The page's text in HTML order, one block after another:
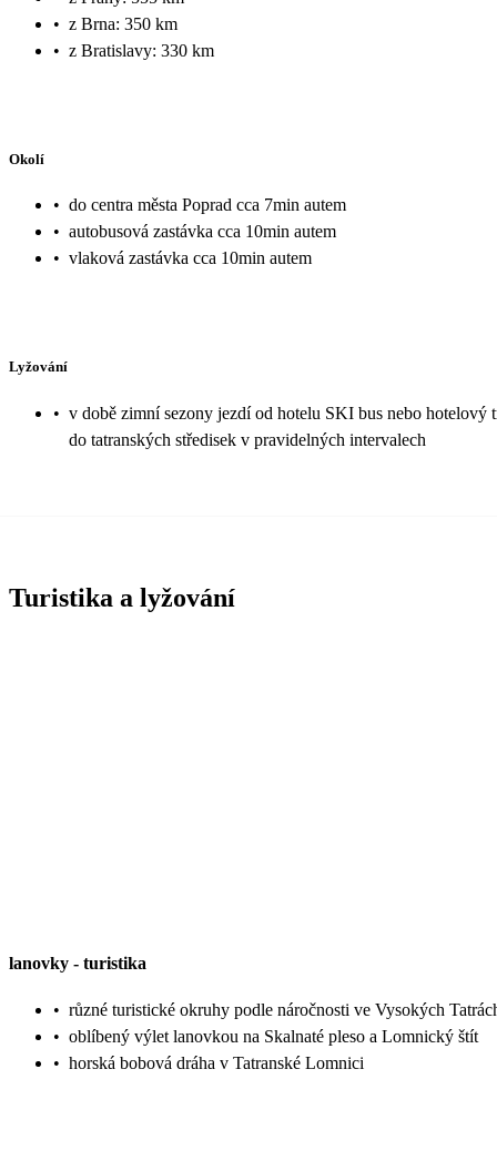
• z Brna: 350 km
• z Bratislavy: 330 km
Okolí
• do centra města Poprad cca 7min autem
• autobusová zastávka cca 10min autem
• vlaková zastávka cca 10min autem
Lyžování
• v době zimní sezony jezdí od hotelu SKI bus nebo hotelový
do tatranských středisek v pravidelných intervalech
Turistika a lyžování
lanovky - turistika
• různé turistické okruhy podle náročnosti ve Vysokých
• oblíbený výlet lanovkou na Skalnaté pleso a Lomnický štít
• horská bobová dráha v Tatranské Lomnici